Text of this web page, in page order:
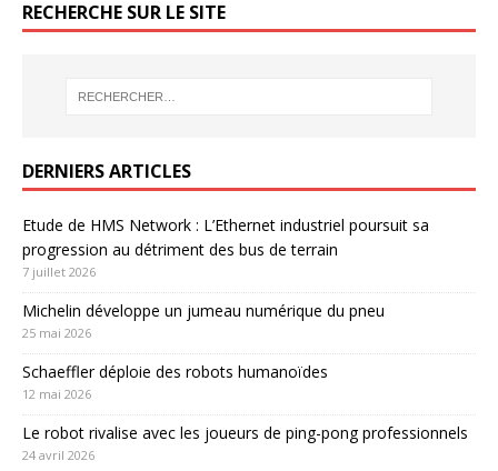
RECHERCHE SUR LE SITE
DERNIERS ARTICLES
Etude de HMS Network : L’Ethernet industriel poursuit sa
progression au détriment des bus de terrain
7 juillet 2026
Michelin développe un jumeau numérique du pneu
25 mai 2026
Schaeffler déploie des robots humanoïdes
12 mai 2026
Le robot rivalise avec les joueurs de ping-pong professionnels
24 avril 2026